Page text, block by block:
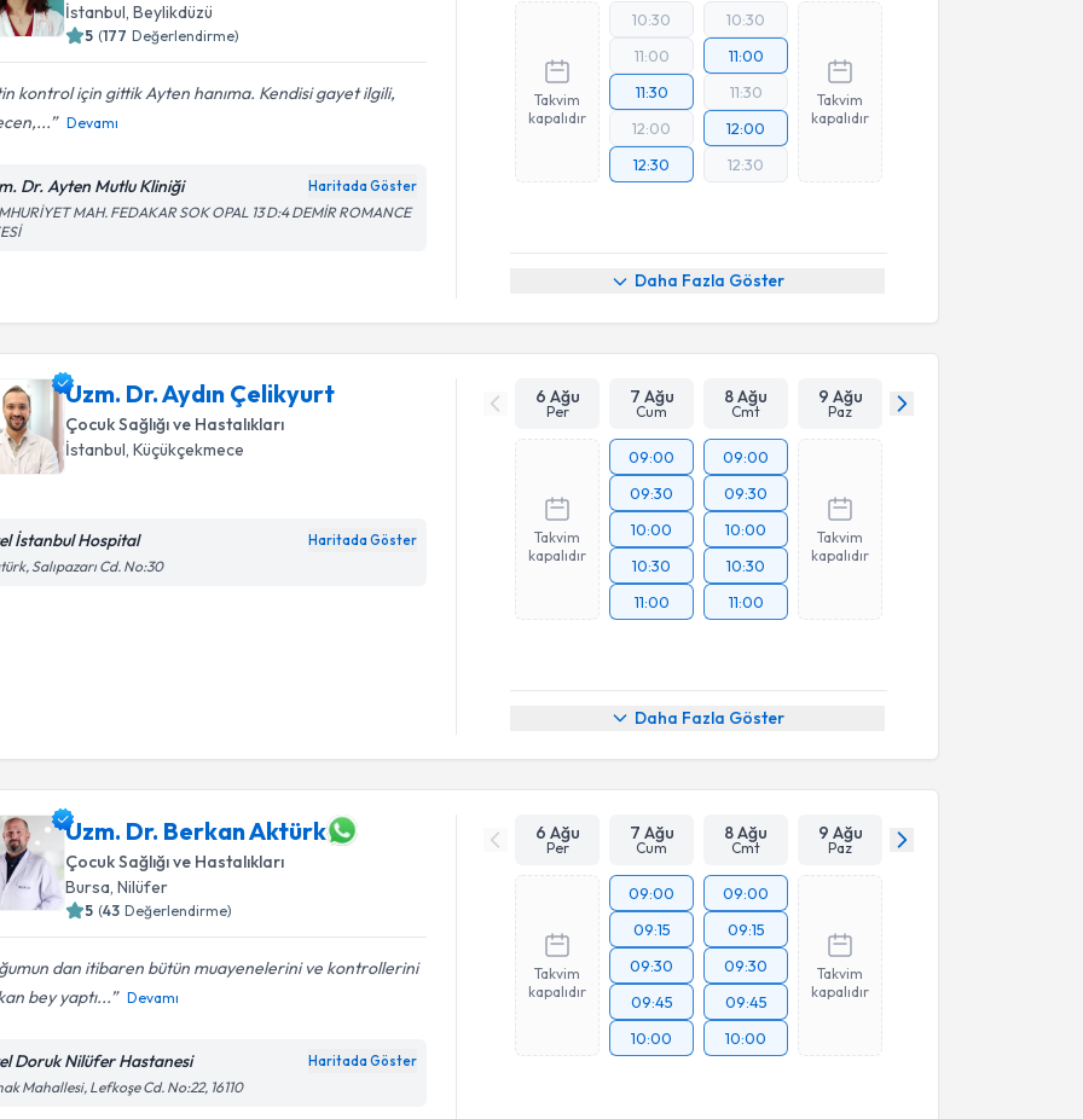
İstanbul, Beylikdüzü
5 (177 Değerlendirme)
kontrol için gittik Ayten hanıma. Kendisi gayet ilgili,
Devamı
Dr. Ayten Mutlu Kliniği Haritada Göster
MAH. FEDAKAR SOK OPAL 13 D:4 DEMİR ROMANCE
Takvim
kapalıdır
10:30
11:00
11:30
12:00
12:30
10:30
11:00
11:30
12:00
12:30
Takvim
kapalıdır
Daha Fazla Göster
Uzm. Dr. Aydın Çelikyurt
Çocuk Sağlığı ve Hastalıkları
İstanbul , Küçükçekmece
İstanbul Hospital Haritada Göster
Salıpazarı Cd. No:30
6 Ağu
Per
7 Ağu
Cum
8 Ağu
Cmt
9 Ağu
Paz
Takvim
kapalıdır
09:00
09:30
10:00
10:30
11:00
09:00
09:30
10:00
10:30
11:00
Takvim
kapalıdır
Daha Fazla Göster
Uzm. Dr. Berkan Aktürk
Çocuk Sağlığı ve Hastalıkları
Bursa, Nilüfer
5 (43 Değerlendirme)
dan itibaren bütün muayenelerini ve kontrollerini
bey yaptı...
Devamı
Doruk Nilüfer Hastanesi Haritada Göster
Mahallesi, Lefkoşe Cd. No:22, 16110
6 Ağu
Per
7 Ağu
Cum
8 Ağu
Cmt
9 Ağu
Paz
Takvim
kapalıdır
09:00
09:15
09:30
09:45
10:00
09:00
09:15
09:30
09:45
10:00
Takvim
kapalıdır